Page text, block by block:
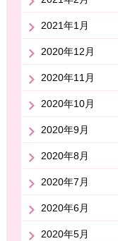
2021年1月
2020年12月
2020年11月
2020年10月
2020年9月
2020年8月
2020年7月
2020年6月
2020年5月